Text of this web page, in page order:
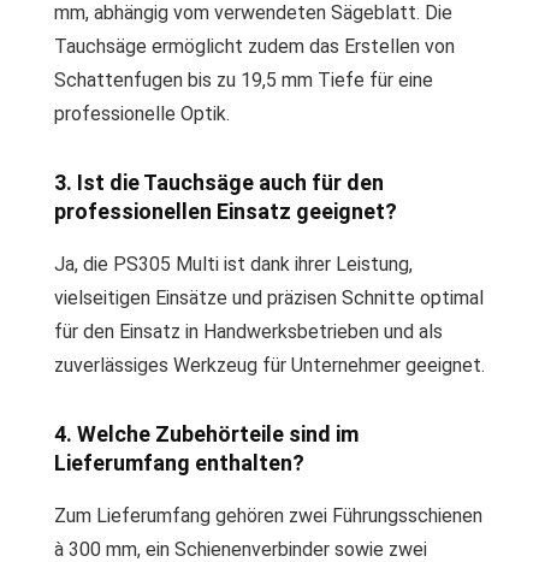
mm, abhängig vom verwendeten Sägeblatt. Die
Tauchsäge ermöglicht zudem das Erstellen von
Schattenfugen bis zu 19,5 mm Tiefe für eine
professionelle Optik.
3. Ist die Tauchsäge auch für den
professionellen Einsatz geeignet?
Ja, die PS305 Multi ist dank ihrer Leistung,
vielseitigen Einsätze und präzisen Schnitte optimal
für den Einsatz in Handwerksbetrieben und als
zuverlässiges Werkzeug für Unternehmer geeignet.
4. Welche Zubehörteile sind im
Lieferumfang enthalten?
Zum Lieferumfang gehören zwei Führungsschienen
à 300 mm, ein Schienenverbinder sowie zwei